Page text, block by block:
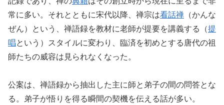
常に多い。それとともに宋代以降、禅宗は看話禅 （かんな
ぜん）という、禅語録を教材に老師が提要を講義する（提
唱という）スタイルに変わり、臨済を初めとする唐代の祖
師たちの威容は見られなくなった。
公案は、禅語録から抽出した主に師と弟子の間の問答とな
る。弟子が悟りを得る瞬間の契機を伝える話が多い。